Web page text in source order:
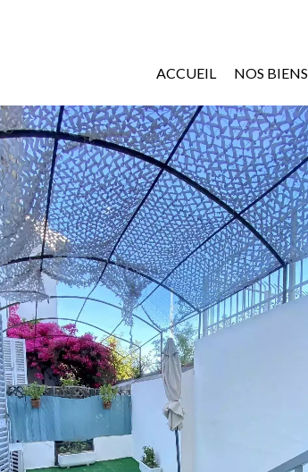
ACCUEIL NOS BIENS